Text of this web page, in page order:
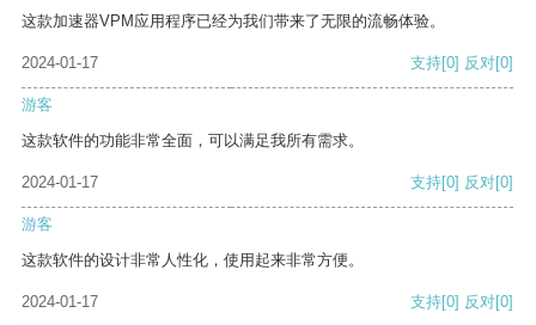
这款加速器VPM应用程序已经为我们带来了无限的流畅体验。
2024-01-17 支持[0] 反对[0]
游客
这款软件的功能非常全面，可以满足我所有需求。
2024-01-17 支持[0] 反对[0]
游客
这款软件的设计非常人性化，使用起来非常方便。
2024-01-17 支持[0] 反对[0]